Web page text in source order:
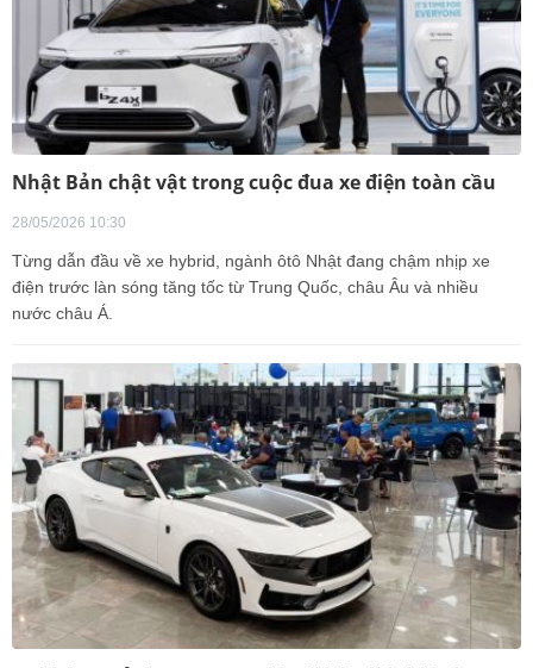
Nhật Bản chật vật trong cuộc đua xe điện toàn cầu
28/05/2026 10:30
Từng dẫn đầu về xe hybrid, ngành ôtô Nhật đang chậm nhịp xe
điện trước làn sóng tăng tốc từ Trung Quốc, châu Âu và nhiều
nước châu Á.